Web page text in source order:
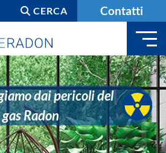
CERCA Contatti
dai pericoli del
gas Radon